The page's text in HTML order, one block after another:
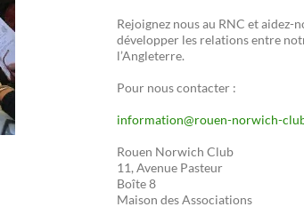
Rejoignez nous au RNC et aidez-
développer les relations entre
l’Angleterre.
Pour nous contacter :
information@rouen-norwich-
Rouen Norwich Club
11, Avenue Pasteur
Boîte 8
Maison des Associations